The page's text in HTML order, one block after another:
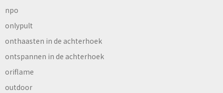
npo
onlypult
onthaasten in de achterhoek
ontspannen in de achterhoek
oriflame
outdoor